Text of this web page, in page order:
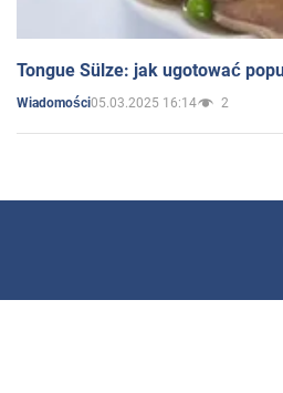
Tongue Sülze: jak ugotować
Wiadomości05.03.2025 16:14 2